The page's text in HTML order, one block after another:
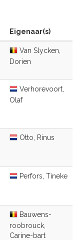
Eigenaar(s)
Van Slycken,
Dorien
Verhorevoort,
Olaf
Otto, Rinus
Perfors, Tineke
Bauwens-
roobrouck,
Carine-bart